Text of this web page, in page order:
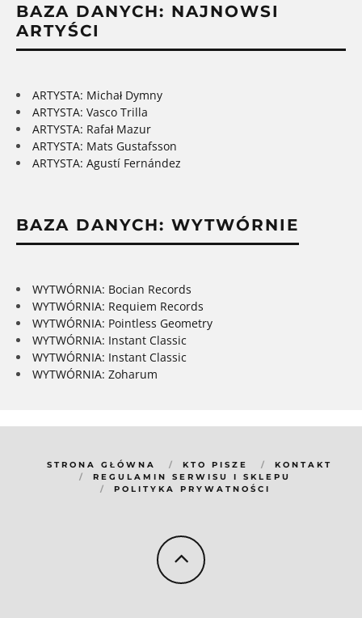
BAZA DANYCH: NAJNOWSI
ARTYŚCI
ARTYSTA: Michał Dymny
ARTYSTA: Vasco Trilla
ARTYSTA: Rafał Mazur
ARTYSTA: Mats Gustafsson
ARTYSTA: Agustí Fernández
BAZA DANYCH: WYTWÓRNIE
WYTWÓRNIA: Bocian Records
WYTWÓRNIA: Requiem Records
WYTWÓRNIA: Pointless Geometry
WYTWÓRNIA: Instant Classic
WYTWÓRNIA: Instant Classic
WYTWÓRNIA: Zoharum
STRONA GŁÓWNA KTO PISZE
KONTAKT
REGULAMIN SERWISU I SKLEPU
POLITYKA PRYWATNOŚCI